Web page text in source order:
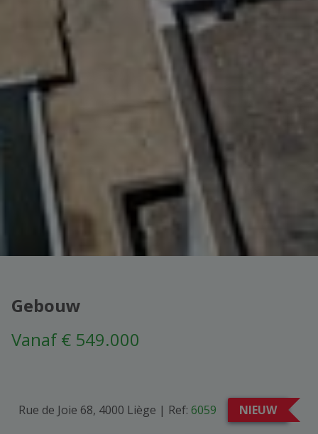
Gebouw
Vanaf € 549.000
Rue de Joie 68, 4000 Liège | Ref: 6059 NIEUW